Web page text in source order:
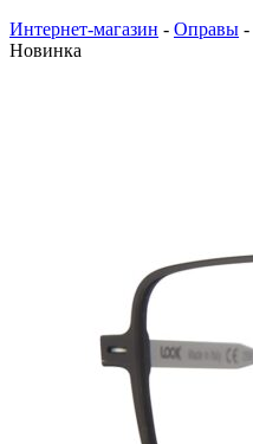
Интернет-магазин - Оправы -
Новинка